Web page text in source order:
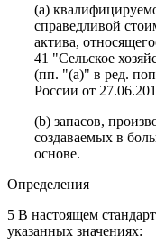
(a)
справедливой
актива,
41 "Сельское
(пп. "(a)" в ред.
России от
(b) запасов,
создаваемых в
основе.
Определения
5 В настоящем
указанных значениях: